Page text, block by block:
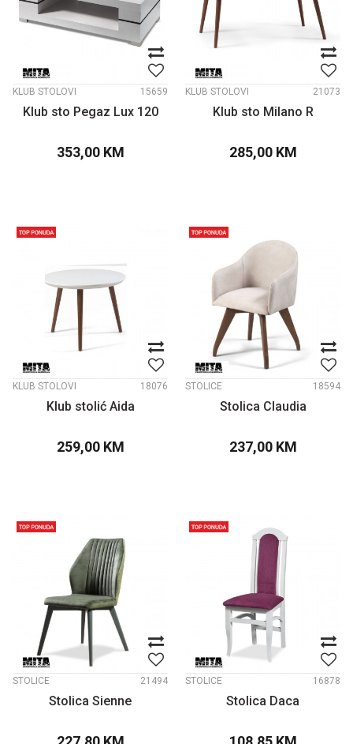
KLUB STOLOVI 15659
Klub sto Pegaz Lux 120
353,00 KM
KLUB STOLOVI 21073
Klub sto Milano R
285,00 KM
KLUB STOLOVI 18076
Klub stolić Aida
259,00 KM
STOLICE 18594
Stolica Claudia
237,00 KM
STOLICE 21494
Stolica Sienne
STOLICE 16878
Stolica Daca